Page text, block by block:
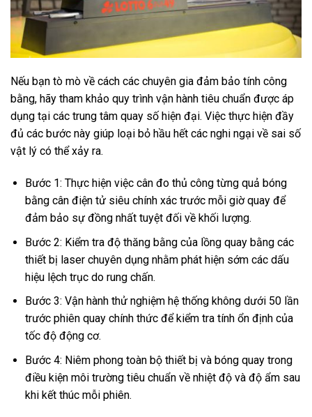
Nếu bạn tò mò về cách các chuyên gia đảm bảo tính công
bằng, hãy tham khảo quy trình vận hành tiêu chuẩn được áp
dụng tại các trung tâm quay số hiện đại. Việc thực hiện đầy
đủ các bước này giúp loại bỏ hầu hết các nghi ngại về sai số
vật lý có thể xảy ra.
Bước 1: Thực hiện việc cân đo thủ công từng quả bóng
bằng cân điện tử siêu chính xác trước mỗi giờ quay để
đảm bảo sự đồng nhất tuyệt đối về khối lượng.
Bước 2: Kiểm tra độ thăng bằng của lồng quay bằng các
thiết bị laser chuyên dụng nhằm phát hiện sớm các dấu
hiệu lệch trục do rung chấn.
Bước 3: Vận hành thử nghiệm hệ thống không dưới 50 lần
trước phiên quay chính thức để kiểm tra tính ổn định của
tốc độ động cơ.
Bước 4: Niêm phong toàn bộ thiết bị và bóng quay trong
điều kiện môi trường tiêu chuẩn về nhiệt độ và độ ẩm sau
khi kết thúc mỗi phiên.